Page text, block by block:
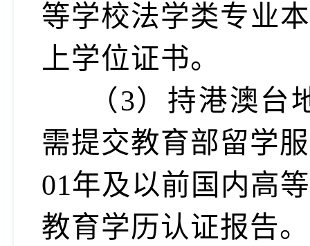
等学校法学类专业
上学位证书。
（ 3）持港澳台
需提交教育部留学
01年及以前国内高
教育学历认证报